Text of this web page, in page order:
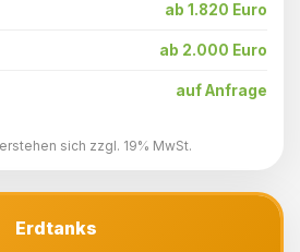
ab 1.820 Euro
ab 2.000 Euro
auf Anfrage
sich zzgl. 19% MwSt.
Erdtanks